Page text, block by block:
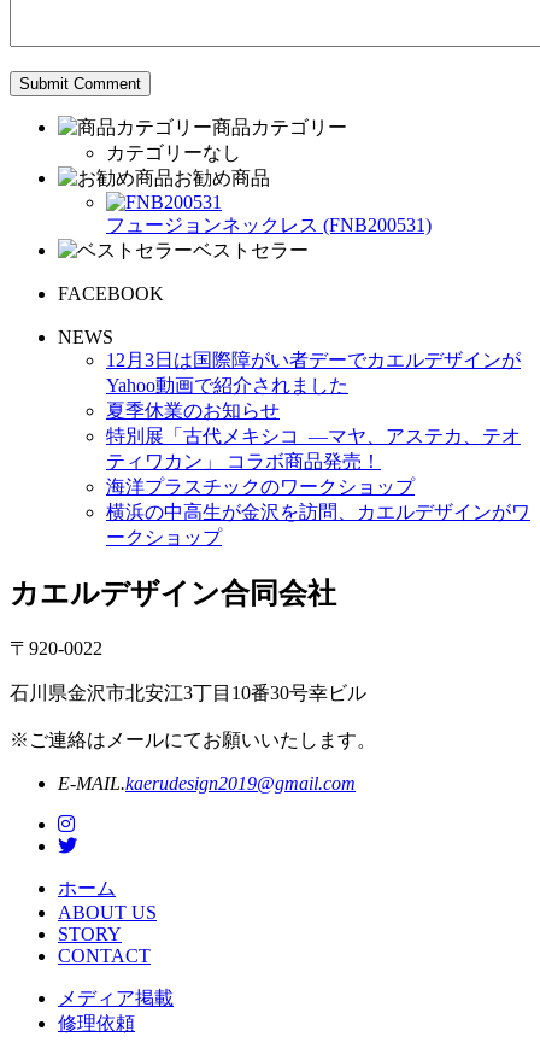
商品カテゴリー
カテゴリーなし
お勧め商品
フュージョンネックレス (FNB200531)
ベストセラー
FACEBOOK
NEWS
12月3日は国際障がい者デーでカエルデザインが
Yahoo動画で紹介されました
夏季休業のお知らせ
特別展「古代メキシコ ―マヤ、アステカ、テオ
ティワカン」 コラボ商品発売！
海洋プラスチックのワークショップ
横浜の中高生が金沢を訪問、カエルデザインがワ
ークショップ
カエルデザイン合同会社
〒920-0022
石川県金沢市北安江3丁目10番30号幸ビル
※ご連絡はメールにてお願いいたします。
E-MAIL.kaerudesign2019@gmail.com
ホーム
ABOUT US
STORY
CONTACT
メディア掲載
修理依頼